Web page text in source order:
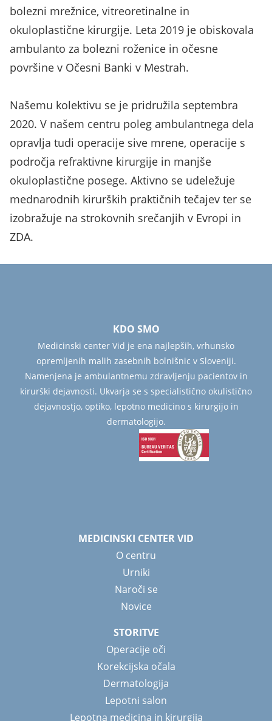
bolezni mrežnice, vitreoretinalne in
okuloplastične kirurgije. Leta 2019 je obiskovala
ambulanto za bolezni roženice in očesne
površine v Očesni Banki v Mestrah.
Našemu kolektivu se je pridružila septembra
2020. V našem centru poleg ambulantnega dela
opravlja tudi operacije sive mrene, operacije s
področja refraktivne kirurgije in manjše
okuloplastične posege. Aktivno se udeležuje
mednarodnih kirurških praktičnih tečajev ter se
izobražuje na strokovnih srečanjih v Evropi in
ZDA.
KDO SMO
Medicinski center Vid je ena najlepših, vrhunsko
opremljenih malih zasebnih bolnišnic v Sloveniji.
Namenjena je ambulantnemu zdravljenju pacientov in
kirurški dejavnosti. Ukvarja se s specialistično okulistično
dejavnostjo, optiko, lepotno medicino s kirurgijo in
dermatologijo.
MEDICINSKI CENTER VID
O centru
Urniki
Naroči se
Novice
STORITVE
Operacije oči
Korekcijska očala
Dermatologija
Lepotni salon
Lepotna medicina in kirurgija